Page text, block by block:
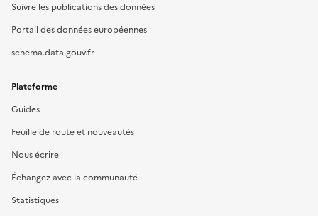
Suivre les publications des données
Portail des données européennes
schema.data.gouv.fr
Plateforme
Guides
Feuille de route et nouveautés
Nous écrire
Échangez avec la communauté
Statistiques